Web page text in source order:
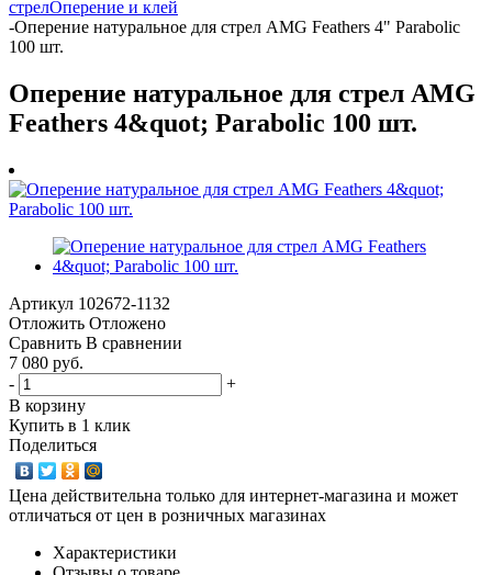
стрелОперение и клей
-Оперение натуральное для стрел AMG Feathers 4" Parabolic
100 шт.
Оперение натуральное для стрел AMG
Feathers 4&quot; Parabolic 100 шт.
Артикул 102672-1132
Отложить Отложено
Сравнить В сравнении
7 080 руб.
-
+
В корзину
Купить в 1 клик
Поделиться
Цена действительна только для интернет-магазина и может
отличаться от цен в розничных магазинах
Характеристики